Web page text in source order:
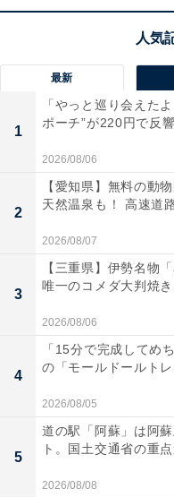
【あわせて買いたい
パナソニック「
パナソニック
EZ1PD1 アタッチメン
(18V 5.0Ah電池パック
ト/アングルアタッチメ
最新
1
「やっと巡り会えた
ポーチ”が220円で反
2026/08/06
2
【愛知県】無料の動
天然温泉も！ 高速道
2026/08/07
3
【三重県】伊勢名物
唯一のコメダ大判焼
2026/08/06
4
「15分で完成してめ
の「モールドールトレ
2026/08/05
5
道の駅「阿蘇」は阿
ト。国土交通省の重
2026/08/08